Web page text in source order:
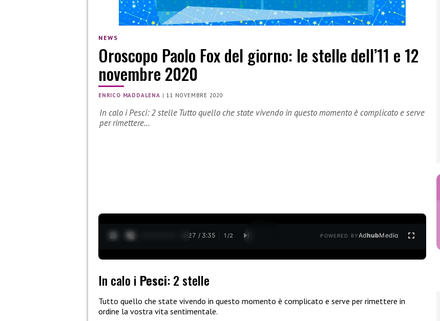
NEWS
Oroscopo Paolo Fox del giorno: le stelle dell’11 e 12
novembre 2020
ENRICO MADDALENA | 11 NOVEMBRE 2020
In calo i Pesci: 2 stelle Tutto quello che state vivendo in questo momento è complicato e serve
per rimettere…
0:28 / 3:35 1 /2 POWERED BYAdhubMedia
In calo i Pesci: 2 stelle
Tutto quello che state vivendo in questo momento è complicato e serve per rimettere in
ordine la vostra vita sentimentale.